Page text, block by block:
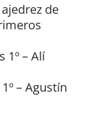
de
1º – Alí
– Agustín